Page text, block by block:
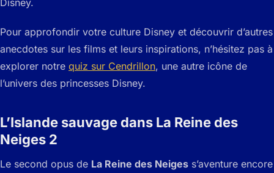
Pour approfondir votre culture Disney et découvrir d’autres
anecdotes sur les films et leurs inspirations, n’hésitez pas à
explorer notre quiz sur Cendrillon, une autre icône de
l’univers des princesses Disney.
L’Islande sauvage dans La Reine des
Neiges 2
Le second opus de La Reine des Neiges s’aventure encore